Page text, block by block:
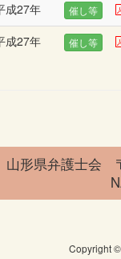
成27年
催し等
成27年
催し等
山形県弁護士会
Copyright